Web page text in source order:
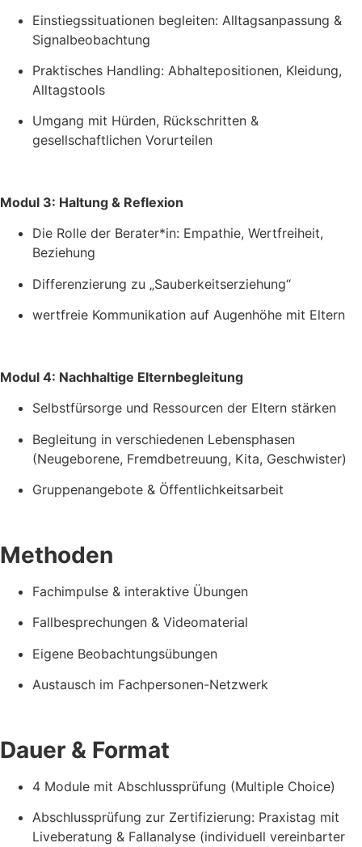
Einstiegssituationen begleiten: Alltagsanpassung &
Signalbeobachtung
Praktisches Handling: Abhaltepositionen, Kleidung,
Alltagstools
Umgang mit Hürden, Rückschritten &
gesellschaftlichen Vorurteilen
Modul 3: Haltung & Reflexion
Die Rolle der Berater*in: Empathie, Wertfreiheit,
Beziehung
Differenzierung zu „Sauberkeitserziehung“
wertfreie Kommunikation auf Augenhöhe mit Eltern
Modul 4: Nachhaltige Elternbegleitung
Selbstfürsorge und Ressourcen der Eltern stärken
Begleitung in verschiedenen Lebensphasen
(Neugeborene, Fremdbetreuung, Kita, Geschwister)
Gruppenangebote & Öffentlichkeitsarbeit
Methoden
Fachimpulse & interaktive Übungen
Fallbesprechungen & Videomaterial
Eigene Beobachtungsübungen
Austausch im Fachpersonen-Netzwerk
Dauer & Format
4 Module mit Abschlussprüfung (Multiple Choice)
Abschlussprüfung zur Zertifizierung: Praxistag mit
Liveberatung & Fallanalyse (individuell vereinbarter